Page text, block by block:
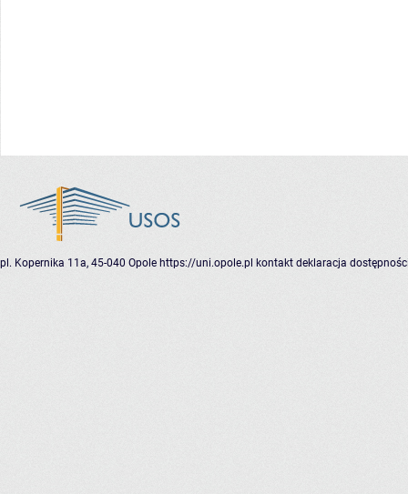
pl. Kopernika 11a, 45-040 Opole https://uni.opole.pl kontakt deklaracja